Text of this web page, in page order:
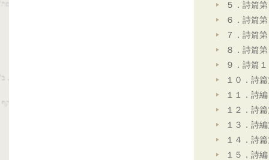
５．詩篇
６．詩篇
７．詩篇
８．詩篇
９．詩篇
１０．詩
１１．詩
１２．詩
１３．詩
１４．詩
１５．詩